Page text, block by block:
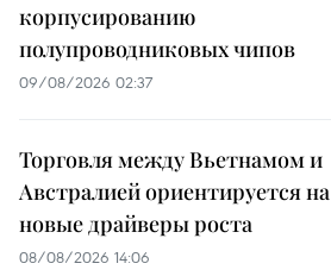
корпусированию
полупроводниковых чипов
09/08/2026 02:37
Торговля между Вьетнамом и
Австралией ориентируется на
новые драйверы роста
08/08/2026 14:06